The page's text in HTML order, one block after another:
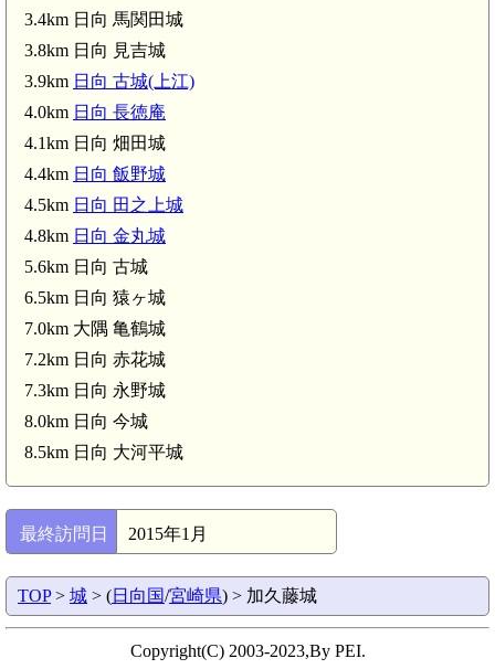
3.4km 日向 馬関田城
3.8km 日向 見吉城
3.9km 日向 古城(上江)
4.0km 日向 長徳庵
4.1km 日向 畑田城
4.4km 日向 飯野城
4.5km 日向 田之上城
4.8km 日向 金丸城
5.6km 日向 古城
6.5km 日向 猿ヶ城
7.0km 大隅 亀鶴城
7.2km 日向 赤花城
7.3km 日向 永野城
8.0km 日向 今城
8.5km 日向 大河平城
最終訪問日 2015年1月
TOP> 城 > (日向国/宮崎県) > 加久藤城
Copyright(C) 2003-2023,By PEI.